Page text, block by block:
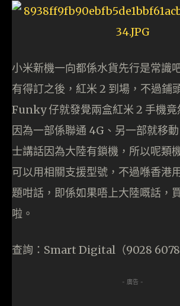
小米新機一向都係水貨先行是常識
有得訂之後，紅米 2 到場，不過鋪
Funky 仔就發覺兩盒紅米 2 手機竟
因為一部係聯通 4G、另一部就移
士講話因為大陸有鎖機，所以呢類
可以用相關支援型號，不過喺香港
題咁話，即係如果唔上大陸嘅話，
啦。
查詢：Smart Digital（9028 6078
- 廣告 -